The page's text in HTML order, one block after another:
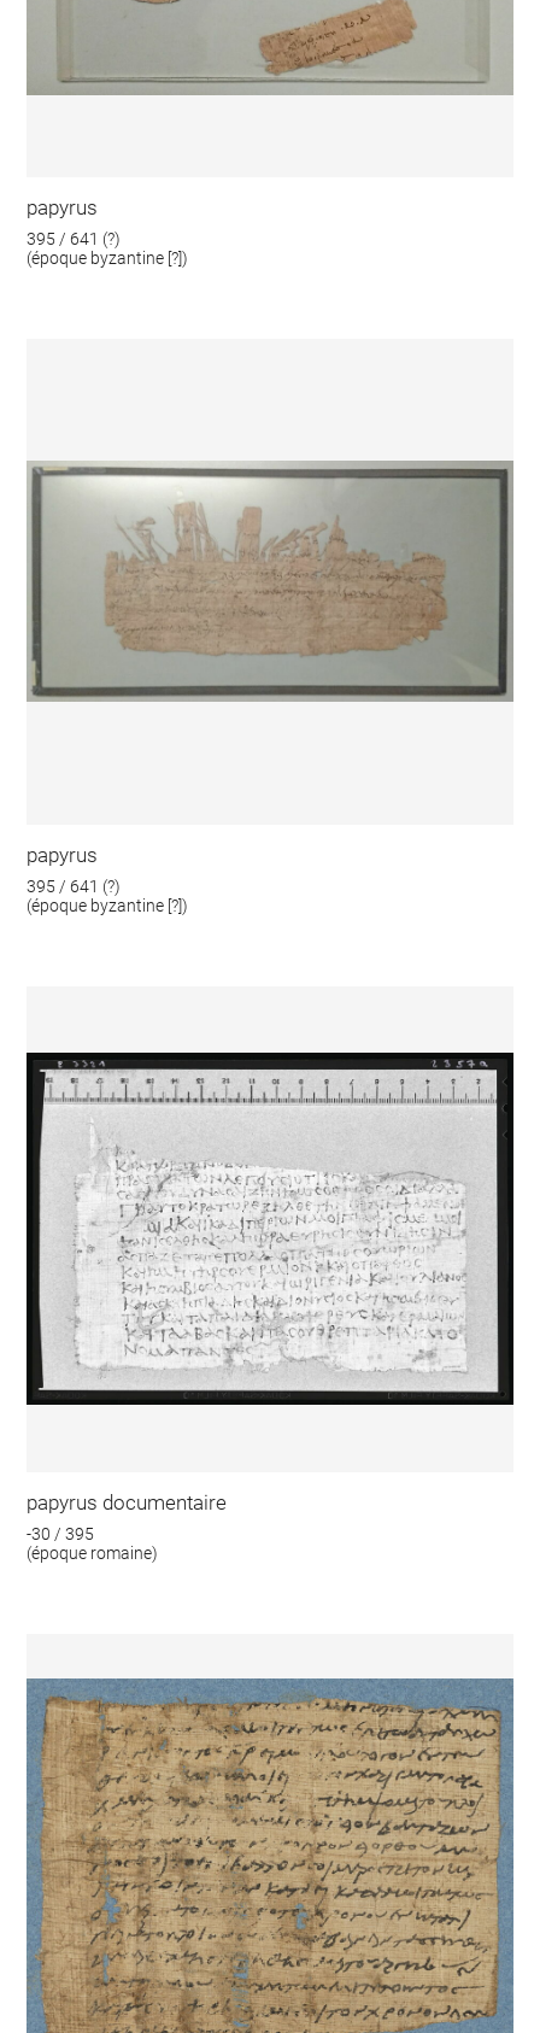
papyrus
395 / 641 (?)
(époque byzantine [?])
papyrus
395 / 641 (?)
(époque byzantine [?])
papyrus documentaire
-30 / 395
(époque romaine)